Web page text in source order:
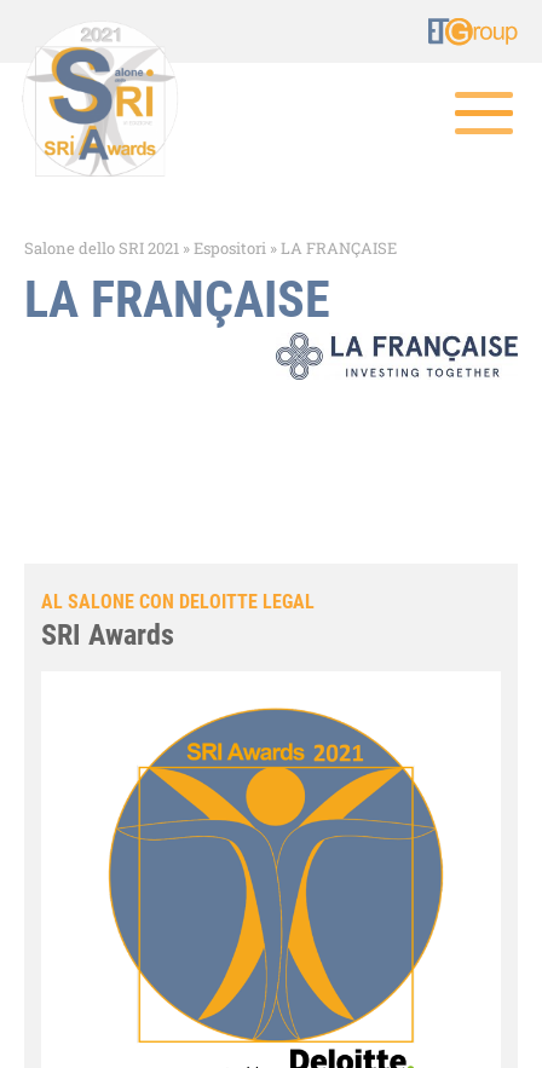
Salone dello SRI 2021 »Espositori »LA FRANÇAISE
LA FRANÇAISE
AL SALONE CON DELOITTE LEGAL
SRI Awards